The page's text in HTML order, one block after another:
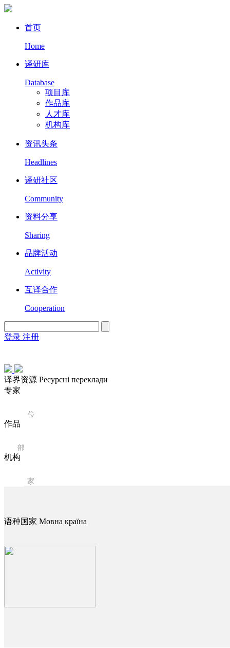
首页
Home
译研库
Database
项目库
作品库
人才库
机构库
资讯头条
Headlines
译研社区
Community
资料分享
Sharing
品牌活动
Activity
互译合作
Cooperation
登录 注册
译界资源 Ресурсні переклади
专家
位
作品
部
机构
家
语种国家 Мовна країна